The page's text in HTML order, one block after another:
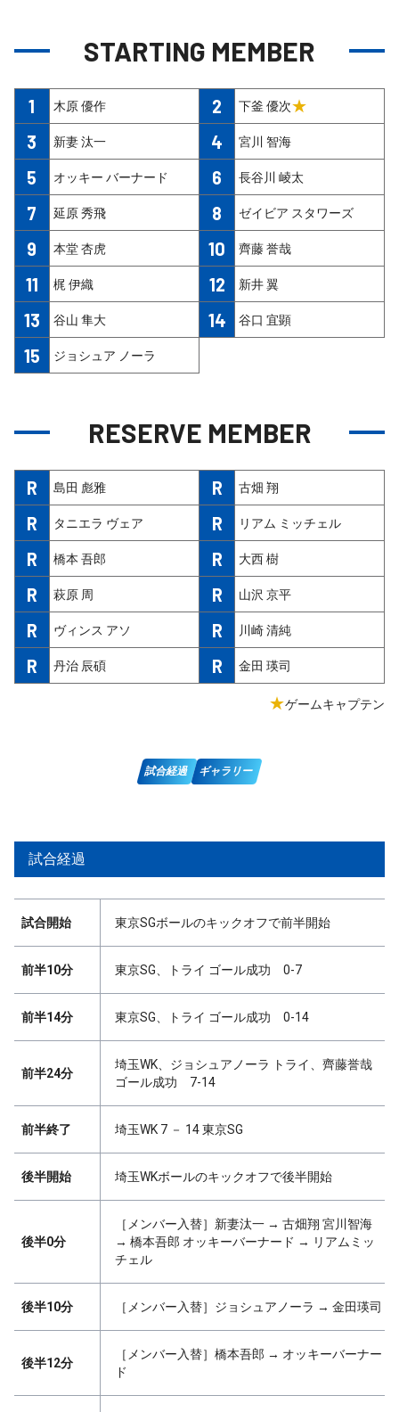
STARTING MEMBER
1 木原 優作 2 下釜 優次★
3 新妻 汰一 4 宮川 智海
5 オッキー バーナード 6 長谷川 崚太
7 延原 秀飛 8 ゼイビア スタワーズ
9 本堂 杏虎 10 齊藤 誉哉
11 梶 伊織 12 新井 翼
13 谷山 隼大 14 谷口 宜顕
15 ジョシュア ノーラ
RESERVE MEMBER
R 島田 彪雅 R 古畑 翔
R タニエラ ヴェア R リアム ミッチェル
R 橋本 吾郎 R 大西 樹
R 萩原 周 R 山沢 京平
R ヴィンス アソ R 川崎 清純
R 丹治 辰碩 R 金田 瑛司
★ゲームキャプテン
試合経過 ギャラリー
試合経過
試合開始 東京SGボールのキックオフで前半開始
前半10分 東京SG、トライ ゴール成功 0-7
前半14分 東京SG、トライ ゴール成功 0-14
前半24分
埼玉WK、ジョシュアノーラ トライ、齊藤誉哉
ゴール成功 7-14
前半終了 埼玉WK 7 － 14 東京SG
後半開始 埼玉WKボールのキックオフで後半開始
後半0分
［メンバー入替］新妻汰一 → 古畑翔 宮川智海
→ 橋本吾郎 オッキーバーナード → リアムミッ
チェル
後半10分 ［メンバー入替］ジョシュアノーラ → 金田瑛司
後半12分
［メンバー入替］橋本吾郎 → オッキーバーナー
ド